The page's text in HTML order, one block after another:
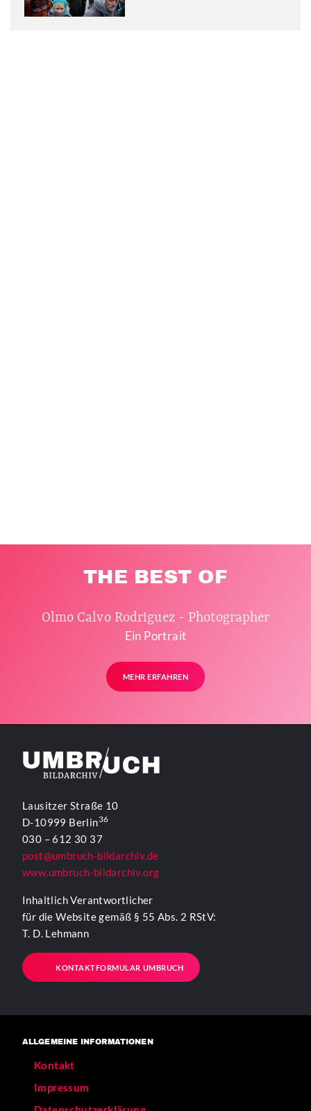
THE BEST OF
Olmo Calvo Rodriguez - Photographer
Ein Portrait
MEHR ERFAHREN
Lausitzer Straße 10
D-10999 Berlin36
030 – 612 30 37
post@umbruch-bildarchiv.de
www.umbruch-bildarchiv.org
Inhaltlich Verantwortlicher
für die Website gemäß § 55 Abs. 2 RStV:
T. D. Lehmann
KONTAKTFORMULAR UMBRUCH
ALLGEMEINE INFORMATIONEN
Kontakt
Impressum